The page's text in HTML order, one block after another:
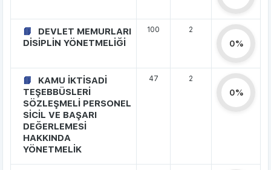
DEVLET MEMURLARI
DİSİPLİN YÖNETMELİĞİ
100 2
0%
KAMU İKTİSADİ
TEŞEBBÜSLERİ
SÖZLEŞMELİ PERSONEL
SİCİL VE BAŞARI
DEĞERLEMESİ
HAKKINDA
YÖNETMELİK
47 2
0%